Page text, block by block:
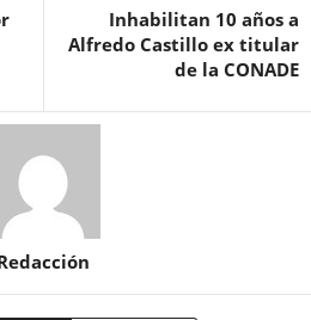
Inhabilitan 10 años a
Alfredo Castillo ex titular
de la CONADE